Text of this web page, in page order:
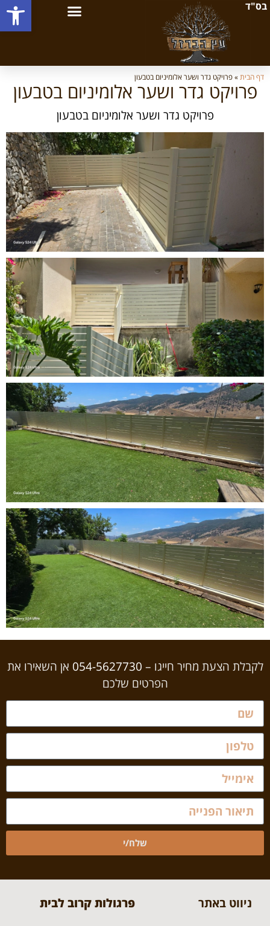
פתח בס"ד
דף הבית»פרויקט גדר ושער אלומיניום בטבעון
פרויקט גדר ושער אלומיניום בטבעון
פרויקט גדר ושער אלומיניום בטבעון
לקבלת הצעת מחיר חייגו –
אן השאירו את
הפרטים שלכם
שלח/י
ניווט באתר פרגולות קרוב לבית